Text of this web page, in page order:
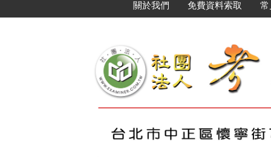
關於我們 免費資料索取 常